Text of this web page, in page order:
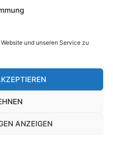
und unseren Service zu
ANZEIGEN
de AIDA Nova, dem